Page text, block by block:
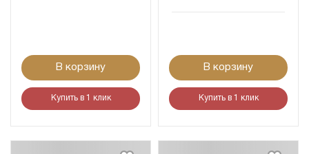
В корзину
Купить в 1 клик
В корзину
Купить в 1 клик